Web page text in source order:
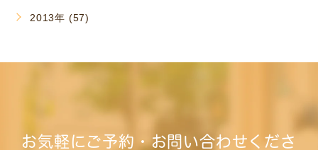
2013年 (57)
お気軽にご予約・お問い合わせくださ